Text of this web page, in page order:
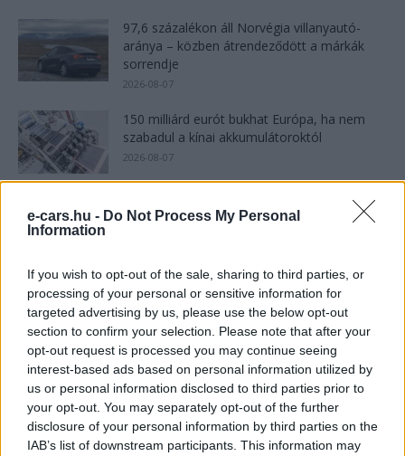
e-cars.hu - Do Not Process My Personal
Information
If you wish to opt-out of the sale, sharing to third parties, or
processing of your personal or sensitive information for
targeted advertising by us, please use the below opt-out
section to confirm your selection. Please note that after your
opt-out request is processed you may continue seeing
interest-based ads based on personal information utilized by
us or personal information disclosed to third parties prior to
your opt-out. You may separately opt-out of the further
disclosure of your personal information by third parties on the
IAB’s list of downstream participants. This information may
97,6 százalékon áll Norvégia villanyautó-
aránya – közben átrendeződött a márkák
sorrendje
2026-08-07
150 milliárd eurót bukhat Európa, ha nem
szabadul a kínai akkumulátoroktól
2026-08-07
25 százalékkal sűrűbb energiát rejt az
európai szilárdtest-akkumulátor
2,4 millió eurós programba kezdtek a
németek, hogy lekörözzék a kínai...
2026-08-07
München csak most érte utol Debrecent:
elindult a BMW i3 sorozatgyártása
2026-08-07